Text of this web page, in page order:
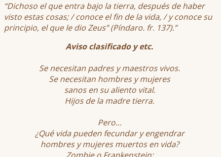
“Dichoso el que entra bajo la tierra, después de haber
visto estas cosas; / conoce el fin de la vida, / y conoce su
principio, el que le dio Zeus” (Píndaro. fr. 137).”
Aviso clasificado y etc.
Se necesitan padres y maestros vivos.
Se necesitan hombres y mujeres
sanos en su aliento vital.
Hijos de la madre tierra.
Pero…
¿Qué vida pueden fecundar y engendrar
hombres y mujeres muertos en vida?